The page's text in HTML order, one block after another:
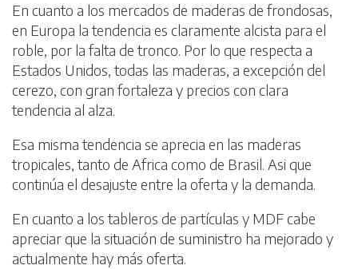
En cuanto a los mercados de maderas de frondosas,
en Europa la tendencia es claramente alcista para el
roble, por la falta de tronco. Por lo que respecta a
Estados Unidos, todas las maderas, a excepción del
cerezo, con gran fortaleza y precios con clara
tendencia al alza.
Esa misma tendencia se aprecia en las maderas
tropicales, tanto de Africa como de Brasil. Asi que
continúa el desajuste entre la oferta y la demanda.
En cuanto a los tableros de partículas y MDF cabe
apreciar que la situación de suministro ha mejorado y
actualmente hay más oferta.